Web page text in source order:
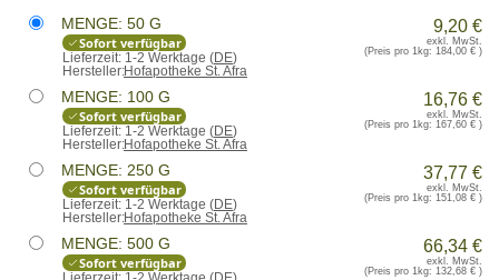
MENGE: 50 G
Sofort verfügbar
Lieferzeit: 1-2 Werktage (DE)
Hersteller:Hofapotheke St. Afra
9,20 €
exkl. MwSt.
(Preis pro 1kg: 184,00 €)
MENGE: 100 G
Sofort verfügbar
Lieferzeit: 1-2 Werktage (DE)
Hersteller:Hofapotheke St. Afra
16,76 €
exkl. MwSt.
(Preis pro 1kg: 167,60 €)
MENGE: 250 G
Sofort verfügbar
Lieferzeit: 1-2 Werktage (DE)
Hersteller:Hofapotheke St. Afra
37,77 €
exkl. MwSt.
(Preis pro 1kg: 151,08 €)
MENGE: 500 G
Sofort verfügbar
66,34 €
exkl. MwSt.
(Preis pro 1kg: 132,68 €)